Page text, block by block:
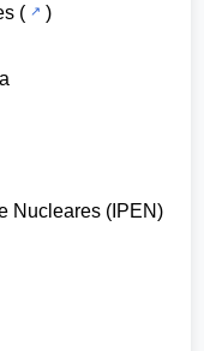
(
)
Nucleares (IPEN)